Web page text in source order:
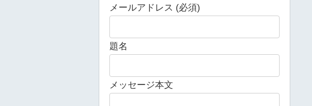
メールアドレス (必須)
題名
メッセージ本文